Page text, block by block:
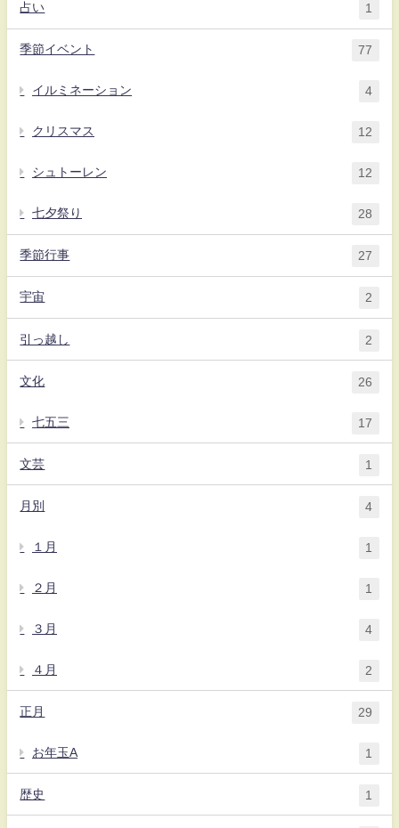
占い 1
季節イベント 77
イルミネーション 4
クリスマス 12
シュトーレン 12
七夕祭り 28
季節行事 27
宇宙 2
引っ越し 2
文化 26
七五三 17
文芸 1
月別 4
１月 1
２月 1
３月 4
４月 2
正月 29
お年玉A 1
歴史 1